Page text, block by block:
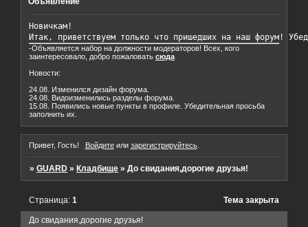
Новичкам!
Итак, приветствуем только что пришедших на наш форум!
-Объявляется набор на должности модераторов! Всех, кого
заинтересовало, добро пожаловать сюда
Новости:
24.08. Изменился дизайн форума.
24.08. Видоизменились разделы форума.
15.08. Появились новые пункты в профиле. Убедительная просьба
заполнить их.
Привет, Гость! Войдитеили зарегистрируйтесь.
»GUARD » Кладбище »До свидания,дорогие друзья!
До свидания,дорогие друзья!
Страница:1 Тема закрыта